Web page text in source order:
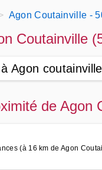
Agon Coutainville -
Coutainville
Agon coutainville
de Agon
(à 16 km de Agon